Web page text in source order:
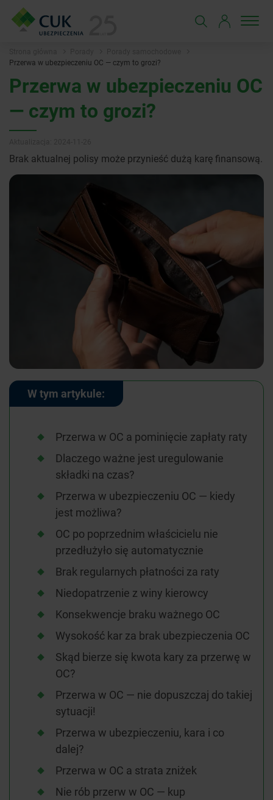
Przerwa w ubezpieczeniu OC — czym to grozi?
Przerwa w ubezpieczeniu OC
— czym to grozi?
Brak aktualnej polisy może przynieść dużą karę finansową.
W tym artykule:
Przerwa w OC a pominięcie zapłaty raty
Dlaczego ważne jest uregulowanie
składki na czas?
Przerwa w ubezpieczeniu OC — kiedy
jest możliwa?
OC po poprzednim właścicielu nie
przedłużyło się automatycznie
Brak regularnych płatności za raty
Niedopatrzenie z winy kierowcy
Konsekwencje braku ważnego OC
Wysokość kar za brak ubezpieczenia OC
Skąd bierze się kwota kary za przerwę w
OC?
Przerwa w OC — nie dopuszczaj do takiej
sytuacji!
Przerwa w ubezpieczeniu, kara i co
dalej?
Przerwa w OC a strata zniżek
Nie rób przerw w OC — kup